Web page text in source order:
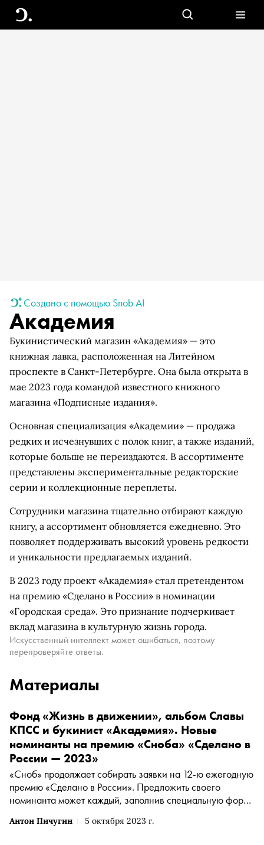
Создано с помощью Snob AI
Академия
Букинистический магазин «Академия» — это
книжная лавка, расположенная на Литейном
проспекте в Санкт-Петербурге. Она была открыта в
мае 2023 года командой известного книжного
магазина «Подписные издания».
Основная специализация «Академии» — продажа
редких и исчезнувших с полок книг, а также изданий,
которые больше не переиздаются. В ассортименте
представлены экспериментальные редакторские
серии и коллекционные переплеты.
Сотрудники магазина тщательно отбирают каждую
книгу, а ассортимент обновляется ежедневно. Это
позволяет поддерживать высокий уровень редкости
и уникальности предлагаемых изданий.
В 2023 году проект «Академия» стал претендентом
на премию «Сделано в России» в номинации
«Городская среда». Это признание подчеркивает
вклад магазина в культурную жизнь города.
Искусственный интеллект может ошибаться, поэтому
перепроверяйте ответы.
Материалы
Антон Пичугин 5 октября 2023 г.
Фонд «Жизнь в движении», альбом Славы
КПСС и букинист «Академия». Новые
номинанты на премию «Сноба» «Сделано в
России — 2023»
«Сноб» продолжает собирать заявки на 12-ю ежегодную
премию «Сделано в России». Предложить своего
номинанта может каждый, заполнив специальную форму
номинантах за прошедшую неделю